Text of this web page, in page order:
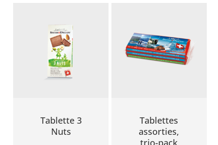
Tablette 3
Nuts
Tablettes
assorties,